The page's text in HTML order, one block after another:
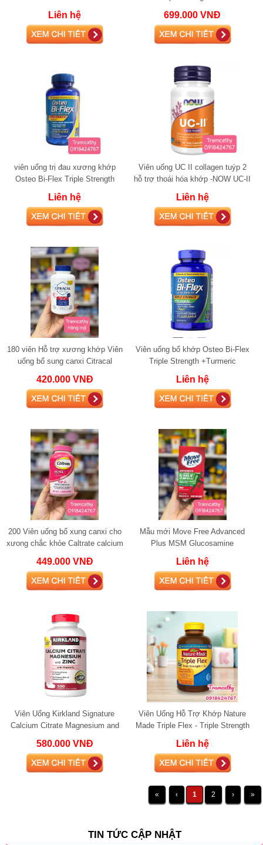
glucosamine
Liên hệ 699.000 VNĐ
viên uống trị đau xương khớp
Osteo Bi-Flex Triple Strength
+Vitamin D 220 viên glucosamine
Liên hệ
Viên uống UC II collagen tuýp 2
hỗ trợ thoái hóa khớp -NOW UC-II
Liên hệ
180 viên Hỗ trợ xương khớp Viên
uống bổ sung canxi Citracal
420.000 VNĐ
Viên uống bổ khớp Osteo Bi-Flex
Triple Strength +Turmeric
glucosamine 220 viên
Liên hệ
200 Viên uống bổ xung canxi cho
xưong chắc khỏe Caltrate calcium
449.000 VNĐ
Mẫu mới Move Free Advanced
Plus MSM Glucosamine
Chondroitin 120 viên
Liên hệ
Viên Uống Kirkland Signature
Calcium Citrate Magnesium and
580.000 VNĐ
Viên Uống Hỗ Trợ Khớp Nature
Made Triple Flex - Triple Strength
+ D3 glucosamine
Liên hệ
« ‹ 1 2 › »
TIN TỨC CẬP NHẬT